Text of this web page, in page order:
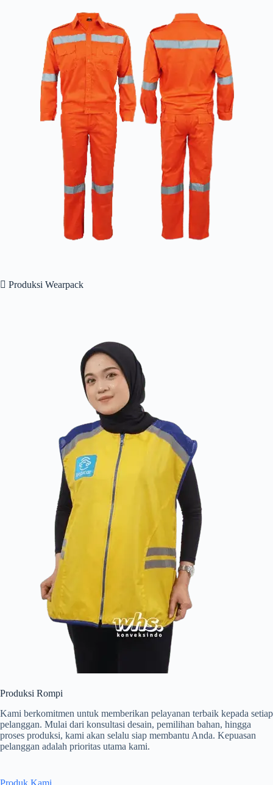
 Produksi Wearpack
Produksi Rompi
Kami berkomitmen untuk memberikan pelayanan terbaik kepada setiap
pelanggan. Mulai dari konsultasi desain, pemilihan bahan, hingga
proses produksi, kami akan selalu siap membantu Anda. Kepuasan
pelanggan adalah prioritas utama kami.
Produk Kami